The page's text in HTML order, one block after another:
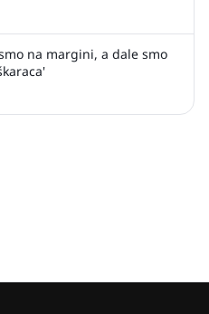
na margini, a dale smo